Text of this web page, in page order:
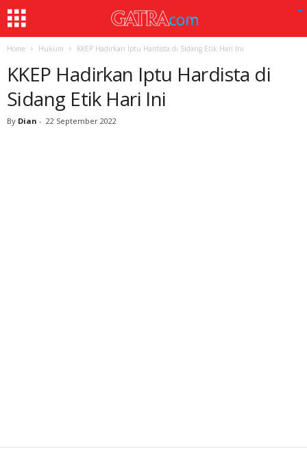
Home Hukum KKEP Hadirkan Iptu Hardista di Sidang Etik Hari Ini
KKEP Hadirkan Iptu Hardista di
Sidang Etik Hari Ini
By Dian - 22 September 2022